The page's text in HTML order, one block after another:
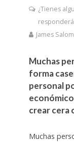
¿Tienes
James Salom
Muchas
forma
personal
crear cera
Muchas